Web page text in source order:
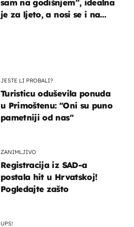
JESTE LI PROBALI?
Turisticu oduševila ponuda
u Primoštenu: "Oni su puno
pametniji od nas"
ZANIMLJIVO
Registracija iz SAD-a
postala hit u Hrvatskoj!
Pogledajte zašto
UPS!
sam na godišnjem”, idealna
je za ljeto, a nosi se i na